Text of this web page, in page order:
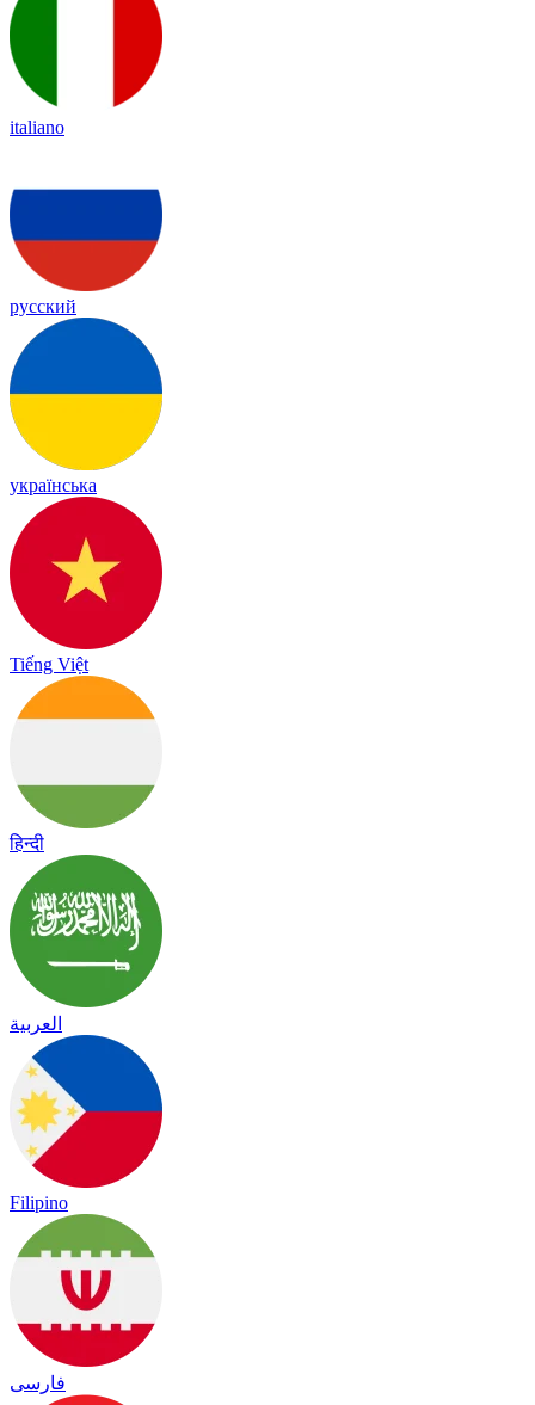
italiano
русский
українська
Tiếng Việt
हिन्दी
العربية
Filipino
فارسی